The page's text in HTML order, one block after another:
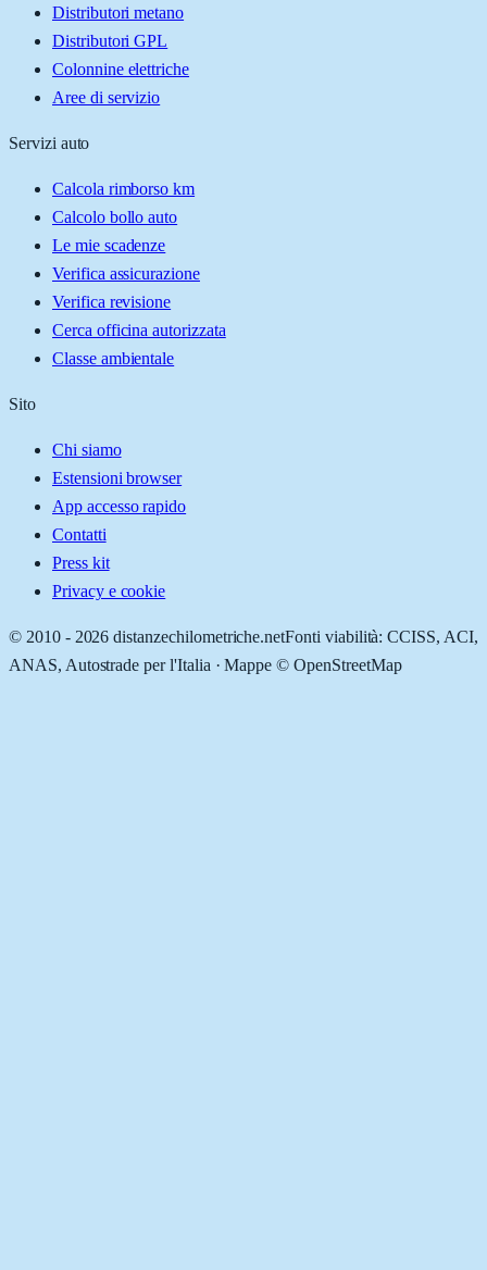
Distributori metano
Distributori GPL
Colonnine elettriche
Aree di servizio
Servizi auto
Calcola rimborso km
Calcolo bollo auto
Le mie scadenze
Verifica assicurazione
Verifica revisione
Cerca officina autorizzata
Classe ambientale
Sito
Chi siamo
Estensioni browser
App accesso rapido
Contatti
Press kit
Privacy e cookie
© 2010 - 2026 distanzechilometriche.netFonti viabilità: CCISS, ACI,
ANAS, Autostrade per l'Italia · Mappe © OpenStreetMap